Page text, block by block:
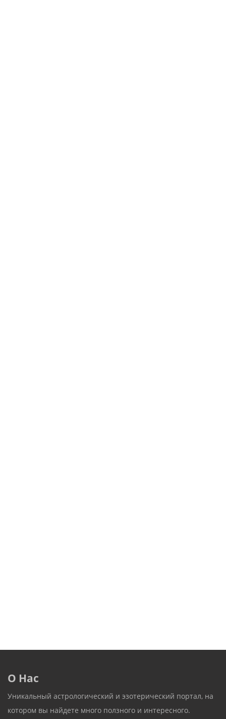
О Нас
Уникальный астрологический и эзотерический портал, на
котором вы найдете много ползного и интересного.